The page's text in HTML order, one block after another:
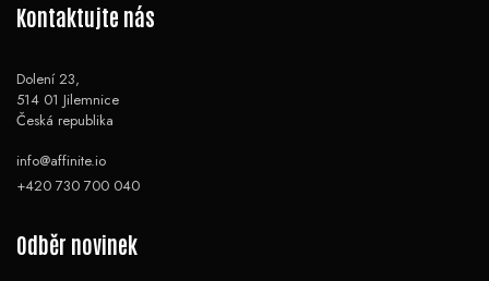
Kontaktujte nás
Dolení 23,
514 01 Jilemnice
Česká republika
info@affinite.io
+420 730 700 040
Odběr novinek